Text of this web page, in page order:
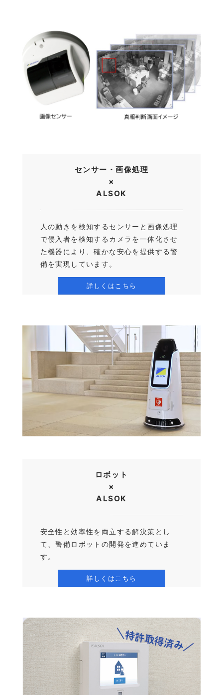
センサー・画像処理
×
ALSOK
人の動きを検知するセンサーと画像処理
で侵入者を検知するカメラを一体化させ
た機器により、確かな安心を提供する警
備を実現しています。
詳しくはこちら
ロボット
×
ALSOK
安全性と効率性を両立する解決策とし
て、警備ロボットの開発を進めていま
す。
詳しくはこちら